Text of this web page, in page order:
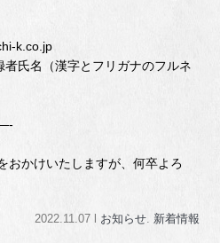
k.co.jp
氏名（漢字とフリガナのフルネ
おかけいたしますが、何卒よろ
2022.11.07 l お知らせ. 新着情報